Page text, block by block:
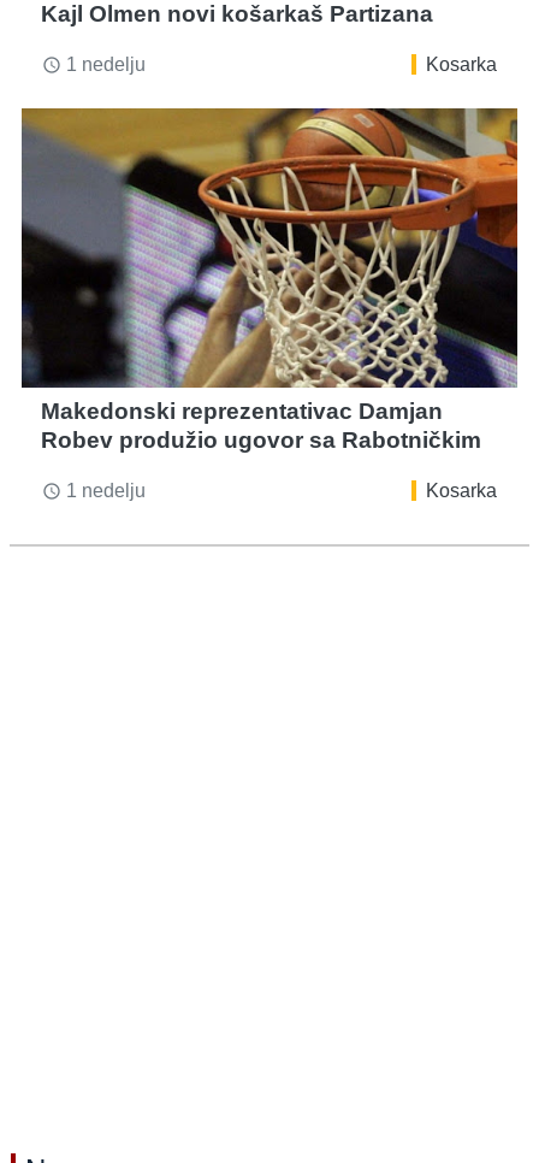
Kajl Olmen novi košarkaš Partizana
access_time 1 nedelju Kosarka
Makedonski reprezentativac Damjan
Robev produžio ugovor sa Rabotničkim
access_time 1 nedelju Kosarka